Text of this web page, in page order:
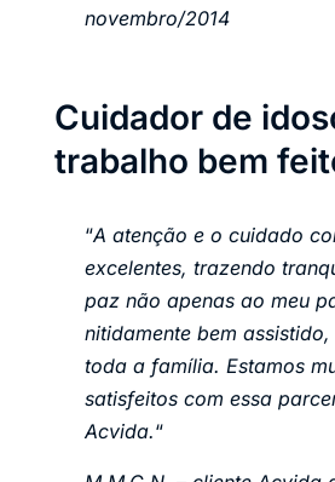
novembro/2014
Cuidador de
trabalho bem
“A atenção e o cuidado
excelentes, trazendo
paz não apenas ao meu
nitidamente bem
toda a família. Estamos
satisfeitos com essa
Acvida.“